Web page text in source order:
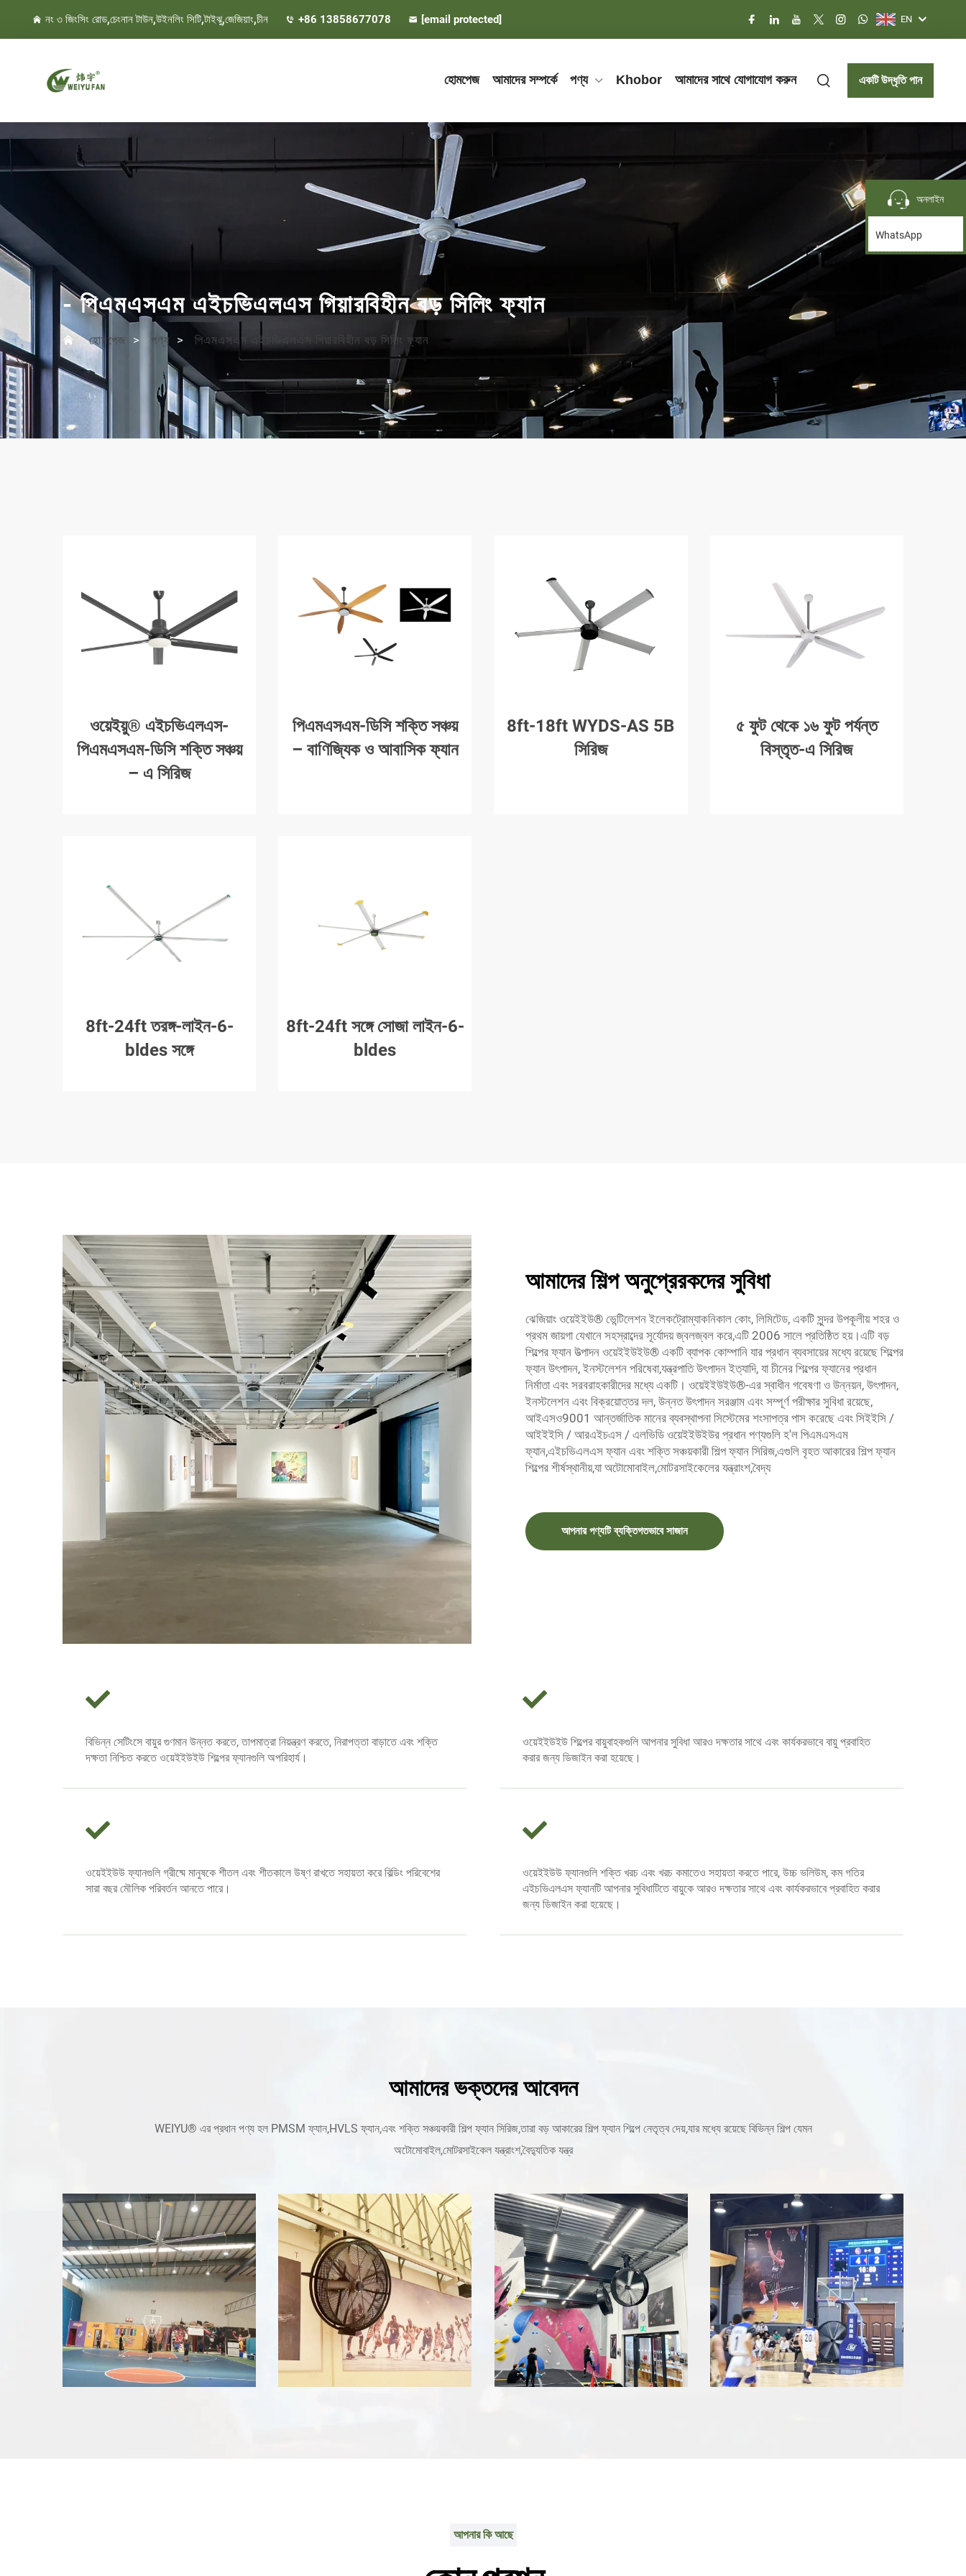
নং ৩ জিংসিং রোড,চেংনান টাউন,উইনলিং সিটি,টাইঝু,জেজিয়াং,চীন +86 13858677078 [email protected] EN
হোমপেজ আমাদের সম্পর্কে পণ্য Khobor আমাদের সাথে যোগাযোগ করুন একটি উদ্ধৃতি পান
- পিএমএসএম এইচভিএলএস গিয়ারবিহীন বড় সিলিং ফ্যান
হোমপেজ > পণ্য > পিএমএসএম এইচভিএলএস গিয়ারবিহীন বড় সিলিং ফ্যান
ওয়েইয়ু® এইচভিএলএস-
পিএমএসএম-ডিসি শক্তি সঞ্চয়
– এ সিরিজ
পিএমএসএম-ডিসি শক্তি সঞ্চয়
– বাণিজ্যিক ও আবাসিক ফ্যান
8ft-18ft WYDS-AS 5B
সিরিজ
৫ ফুট থেকে ১৬ ফুট পর্যন্ত
বিস্তৃত-এ সিরিজ
8ft-24ft তরঙ্গ-লাইন-6-
bldes সঙ্গে
8ft-24ft সঙ্গে সোজা লাইন-6-
bldes
আমাদের শিল্প অনুপ্রেরকদের সুবিধা
ঝেজিয়াং ওয়েইইউ® ভেন্টিলেশন ইলেকট্রোম্যাকনিকাল কোং, লিমিটেড, একটি সুন্দর উপকূলীয় শহর ও
প্রথম জায়গা যেখানে সহস্রাব্দের সূর্যোদয় জ্বলজ্বল করে,এটি 2006 সালে প্রতিষ্ঠিত হয়।এটি বড়
শিল্পের ফ্যান উত্পাদন ওয়েইইউইউ® একটি ব্যাপক কোম্পানি যার প্রধান ব্যবসায়ের মধ্যে রয়েছে শিল্পের
ফ্যান উৎপাদন, ইনস্টলেশন পরিষেবা,যন্ত্রপাতি উৎপাদন ইত্যাদি, যা চীনের শিল্পের ফ্যানের প্রধান
নির্মাতা এবং সরবরাহকারীদের মধ্যে একটি। ওয়েইইউইউ®-এর স্বাধীন গবেষণা ও উন্নয়ন, উৎপাদন,
ইনস্টলেশন এবং বিক্রয়োত্তর দল, উন্নত উৎপাদন সরঞ্জাম এবং সম্পূর্ণ পরীক্ষার সুবিধা রয়েছে,
আইএসও9001 আন্তর্জাতিক মানের ব্যবস্থাপনা সিস্টেমের শংসাপত্র পাস করেছে এবং সিইইসি /
আইইইসি / আরএইচএস / এলভিডি ওয়েইইউইউর প্রধান পণ্যগুলি হ'ল পিএমএসএম
ফ্যান,এইচভিএলএস ফ্যান এবং শক্তি সঞ্চয়কারী শিল্প ফ্যান সিরিজ,এগুলি বৃহত আকারের শিল্প ফ্যান
শিল্পের শীর্ষস্থানীয়,যা অটোমোবাইল,মোটরসাইকেলের যন্ত্রাংশ,বৈদ্য
আপনার পণ্যটি ব্যক্তিগতভাবে সাজান
বিভিন্ন সেটিংসে বায়ুর গুণমান উন্নত করতে, তাপমাত্রা নিয়ন্ত্রণ করতে, নিরাপত্তা বাড়াতে এবং শক্তি
দক্ষতা নিশ্চিত করতে ওয়েইইউইউ শিল্পের ফ্যানগুলি অপরিহার্য।
ওয়েইইউইউ শিল্পের বায়ুবাহকগুলি আপনার সুবিধা আরও দক্ষতার সাথে এবং কার্যকরভাবে বায়ু প্রবাহিত
করার জন্য ডিজাইন করা হয়েছে।
ওয়েইইউউ ফ্যানগুলি গ্রীষ্মে মানুষকে শীতল এবং শীতকালে উষ্ণ রাখতে সহায়তা করে বিল্ডিং পরিবেশের
সারা বছর মৌলিক পরিবর্তন আনতে পারে।
ওয়েইইউউ ফ্যানগুলি শক্তি খরচ এবং খরচ কমাতেও সহায়তা করতে পারে, উচ্চ ভলিউম, কম গতির
এইচভিএলএস ফ্যানটি আপনার সুবিধাটিতে বায়ুকে আরও দক্ষতার সাথে এবং কার্যকরভাবে প্রবাহিত করার
জন্য ডিজাইন করা হয়েছে।
আমাদের ভক্তদের আবেদন
WEIYU® এর প্রধান পণ্য হল PMSM ফ্যান,HVLS ফ্যান,এবং শক্তি সঞ্চয়কারী শিল্প ফ্যান সিরিজ,তারা বড় আকারের শিল্প ফ্যান শিল্পে নেতৃত্ব দেয়,যার মধ্যে রয়েছে বিভিন্ন শিল্প যেমন
অটোমোবাইল,মোটরসাইকেল যন্ত্রাংশ,বৈদ্যুতিক যন্ত্র
আপনার কি আছে
অনলাইন
WhatsApp